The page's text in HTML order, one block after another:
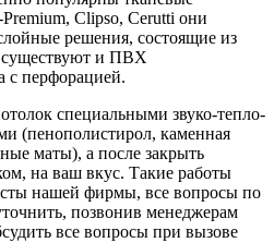
Clipso, Cerutti они
решения, состоящие из
существуют и ПВХ
с перфорацией.
специальными звуко-тепло-
(пенополистирол, каменная
маты), а после закрыть
на ваш вкус. Такие работы
нашей фирмы, все вопросы по
позвонив менеджерам
все вопросы при вызове